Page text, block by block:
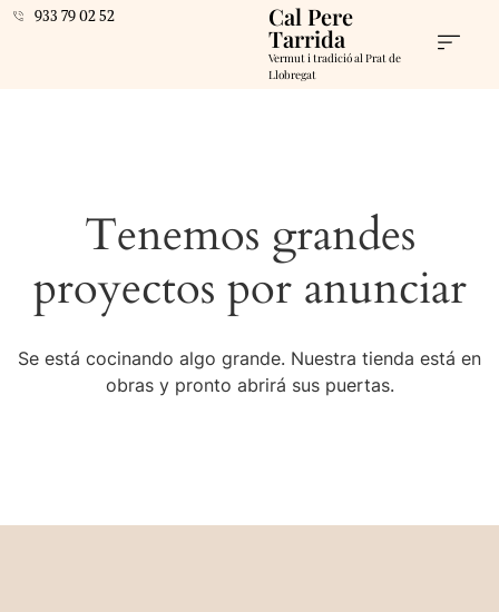
933 79 02 52 Cal Pere
Tarrida
Vermut i tradició al Prat de
Llobregat
Tenemos grandes
proyectos por anunciar
Se está cocinando algo grande. Nuestra tienda está en
obras y pronto abrirá sus puertas.